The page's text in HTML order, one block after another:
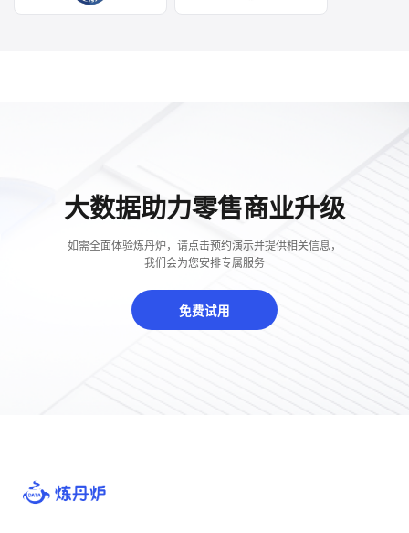
大数据助力零售商业升级
如需全面体验炼丹炉，请点击预约演示并提供相关信息，
我们会为您安排专属服务
免费试用